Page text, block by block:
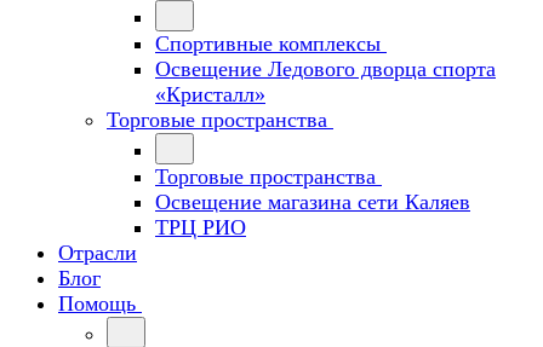
Спортивные комплексы
Освещение Ледового дворца спорта
«Кристалл»
Торговые пространства
Торговые пространства
Освещение магазина сети Каляев
ТРЦ РИО
Отрасли
Блог
Помощь